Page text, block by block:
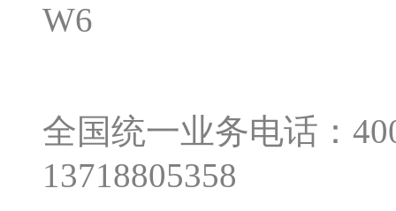
W6
全国统一业务电话：
13718805358